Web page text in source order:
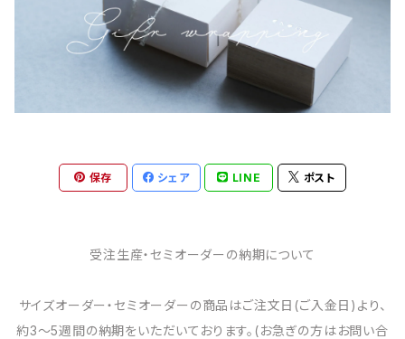
保存 シェア LINE ポスト
受注生産・セミオーダーの納期について
サイズオーダー・セミオーダーの商品はご注文日(ご入金日)より、
約3～5週間の納期をいただいております。(お急ぎの方はお問い合